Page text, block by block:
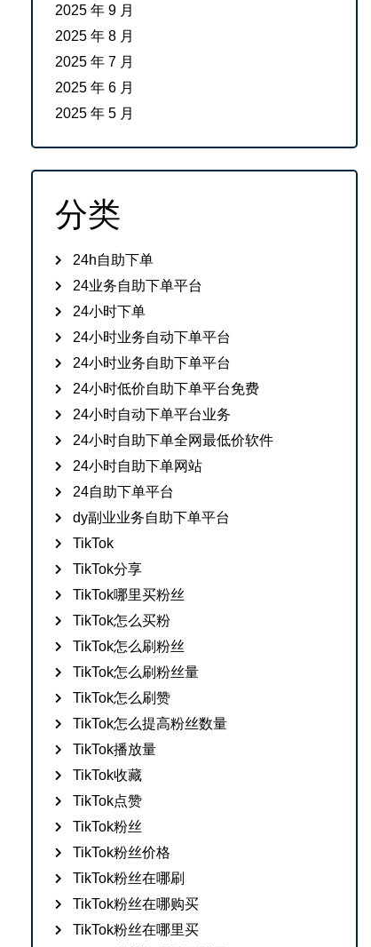
2025 年 9 月
2025 年 8 月
2025 年 7 月
2025 年 6 月
2025 年 5 月
分类
24h自助下单
24业务自助下单平台
24小时下单
24小时业务自动下单平台
24小时业务自助下单平台
24小时低价自助下单平台免费
24小时自动下单平台业务
24小时自助下单全网最低价软件
24小时自助下单网站
24自助下单平台
dy副业业务自助下单平台
TikTok
TikTok分享
TikTok哪里买粉丝
TikTok怎么买粉
TikTok怎么刷粉丝
TikTok怎么刷粉丝量
TikTok怎么刷赞
TikTok怎么提高粉丝数量
TikTok播放量
TikTok收藏
TikTok点赞
TikTok粉丝
TikTok粉丝价格
TikTok粉丝在哪刷
TikTok粉丝在哪购买
TikTok粉丝在哪里买